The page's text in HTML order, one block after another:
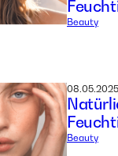
Beauty
08.05.2025
Beauty